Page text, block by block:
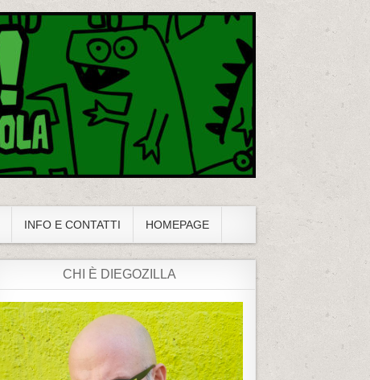
INFO E CONTATTI HOMEPAGE
CHI È DIEGOZILLA